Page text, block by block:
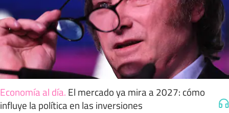
Economía al día. El mercado ya mira a 2027: cómo
influye la política en las inversiones